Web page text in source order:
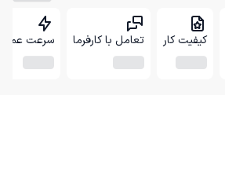
کیفیت کار تعامل با کارفرما سرعت عمل